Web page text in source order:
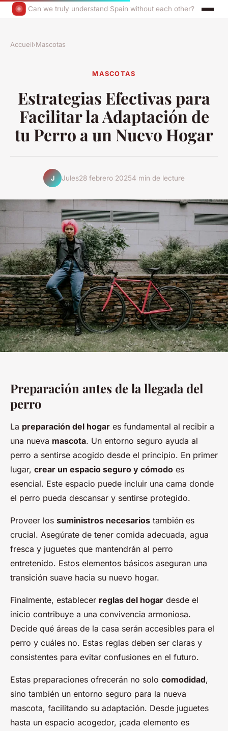
Can we truly understand Spain without each other?
Accueil›Mascotas
MASCOTAS
Estrategias Efectivas para
Facilitar la Adaptación de
tu Perro a un Nuevo Hogar
J Jules28 febrero 20254 min de lecture
Preparación antes de la llegada del
perro
La preparación del hogar es fundamental al recibir a
una nueva mascota. Un entorno seguro ayuda al
perro a sentirse acogido desde el principio. En primer
lugar, crear un espacio seguro y cómodo es
esencial. Este espacio puede incluir una cama donde
el perro pueda descansar y sentirse protegido.
Proveer los suministros necesarios también es
crucial. Asegúrate de tener comida adecuada, agua
fresca y juguetes que mantendrán al perro
entretenido. Estos elementos básicos aseguran una
transición suave hacia su nuevo hogar.
Finalmente, establecer reglas del hogar desde el
inicio contribuye a una convivencia armoniosa.
Decide qué áreas de la casa serán accesibles para el
perro y cuáles no. Estas reglas deben ser claras y
consistentes para evitar confusiones en el futuro.
Estas preparaciones ofrecerán no solo comodidad,
sino también un entorno seguro para la nueva
mascota, facilitando su adaptación. Desde juguetes
hasta un espacio acogedor, ¡cada elemento es